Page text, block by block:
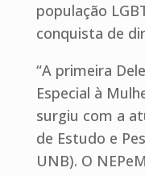
população
conquista de
“A primeira
Especial à
surgiu com a
de Estudo e
UNB). O